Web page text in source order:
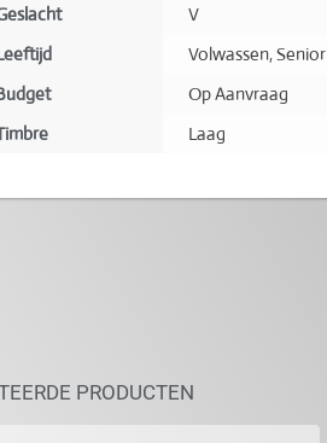
V
Volwassen,Senior
Op Aanvraag
Laag
PRODUCTEN